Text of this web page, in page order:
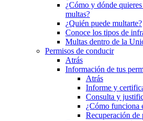
¿Cómo y dónde
multas?
¿Quién puede multarte?
Conoce los tipos de
Multas dentro de la
Permisos de conducir
Atrás
Información de tus
Atrás
Informe y
Consulta y
¿Cómo funciona
Recuperación de